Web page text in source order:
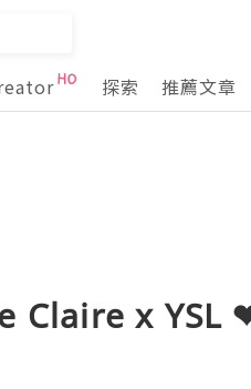
探索 推薦文章
x YSL